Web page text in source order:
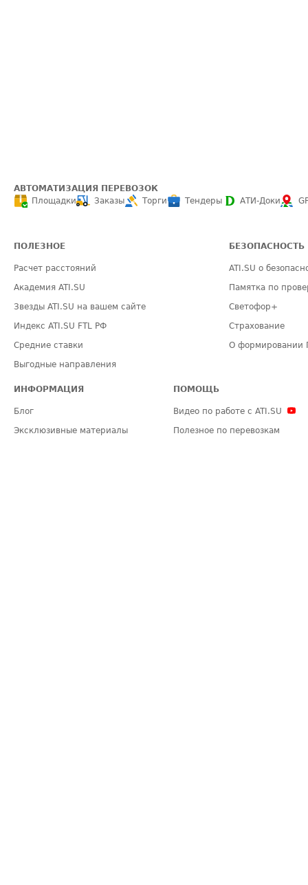
АВТОМАТИЗАЦИЯ ПЕРЕВОЗОК
Площадки
Заказы Торги Тендеры АТИ-Доки
ПОЛЕЗНОЕ
Расчет расстояний
Академия ATI.SU
Звезды ATI.SU на вашем сайте
Индекс ATI.SU FTL РФ
Средние ставки
Выгодные направления
БЕЗОПАСНОСТЬ
ATI.SU о
Памятка по
Светофор+
Страхование
О формировании
ИНФОРМАЦИЯ
Блог
Эксклюзивные материалы
ПОМОЩЬ
Видео по работе с ATI.SU
Полезное по перевозкам